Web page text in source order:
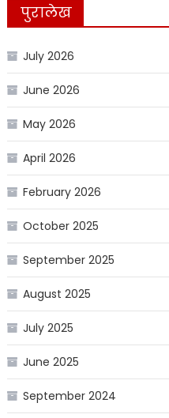
पुरालेख
July 2026
June 2026
May 2026
April 2026
February 2026
October 2025
September 2025
August 2025
July 2025
June 2025
September 2024